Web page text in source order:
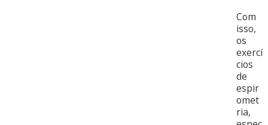
Com
isso,
os
exercí
cios
de
espir
omet
ria,